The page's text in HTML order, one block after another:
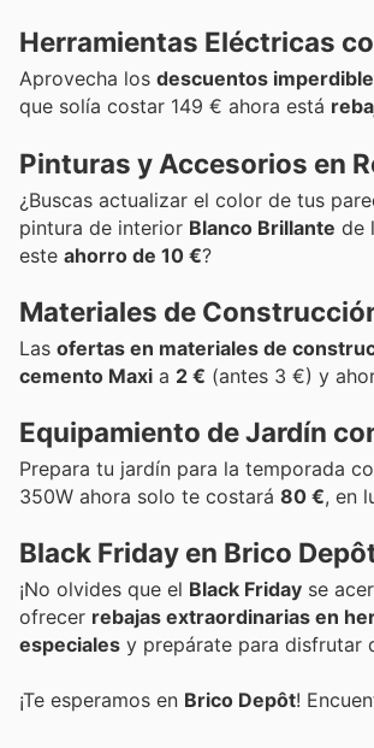
Herramientas Eléctricas
Aprovecha los descuentos
que solía costar 149 € ahora está
Pinturas y Accesorios en
¿Buscas actualizar el color de tus
pintura de interior Blanco Brillante de
este ahorro de 10 €?
Materiales de
Las ofertas en materiales de
cemento Maxi a 2 € (antes 3 €) y
Equipamiento de Jardín
Prepara tu jardín para la temporada
350W ahora solo te costará 80 €, en
Black Friday en Brico
¡No olvides que el Black Friday se
ofrecer rebajas extraordinarias en
especiales y prepárate para disfrutar
¡Te esperamos en Brico Depôt!